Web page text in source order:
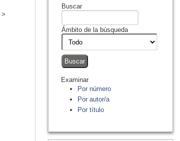
Buscar
Ámbito de la búsqueda
Examinar
Por número
Por autor/a
Por título
>